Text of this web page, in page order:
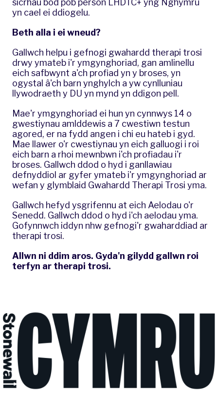
sicrhau bod pob person LHDTC+ yng Nghymru
yn cael ei ddiogelu.
Beth alla i ei wneud?
Gallwch helpu i gefnogi gwahardd therapi trosi
drwy ymateb i'r ymgynghoriad, gan amlinellu
eich safbwynt a'ch profiad yn y broses, yn
ogystal â'ch barn ynghylch a yw cynlluniau
llywodraeth y DU yn mynd yn ddigon pell.
Mae'r ymgynghoriad ei hun yn cynnwys 14 o
gwestiynau amlddewis a 7 cwestiwn testun
agored, er na fydd angen i chi eu hateb i gyd.
Mae llawer o'r cwestiynau yn eich galluogi i roi
eich barn a rhoi mewnbwn i'ch profiadau i'r
broses. Gallwch ddod o hyd i ganllawiau
defnyddiol ar gyfer ymateb i'r ymgynghoriad ar
wefan y glymblaid Gwahardd Therapi Trosi yma.
Gallwch hefyd ysgrifennu at eich Aelodau o'r
Senedd. Gallwch ddod o hyd i'ch aelodau yma.
Gofynnwch iddyn nhw gefnogi'r gwaharddiad ar
therapi trosi.
Allwn ni ddim aros. Gyda'n gilydd gallwn roi
terfyn ar therapi trosi.